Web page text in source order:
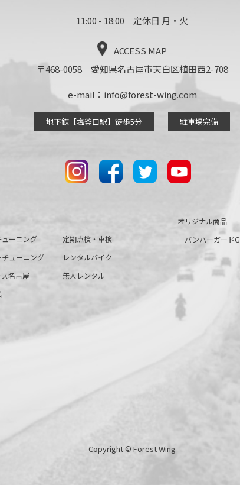
11:00 - 18:00 定休日 月・火
ACCESS MAP
〒468-0058 愛知県名古屋市天白区植田西2-708
e-mail： info@forest-wing.com
地下鉄【塩釜口駅】徒歩5分 駐車場完備
ーニング
ューニング
名古屋
定期点検・車検
レンタルバイク
無人レンタル
オリジナル商品
バンパーガードG
Copyright © Forest Wing